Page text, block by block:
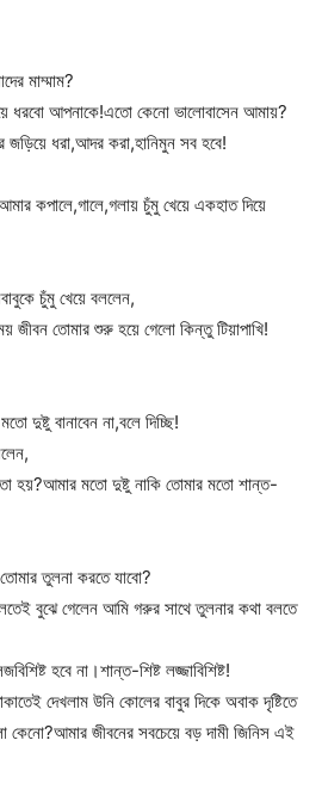
মাম্মাম?
ধরবো আপনাকে!এতো কেনো ভালোবাসেন আমায়?
ধরা,আদর করা,হানিমুন সব হবে!
কপালে,গালে,গলায় চুঁমু খেয়ে একহাত দিয়ে
চুঁমু খেয়ে বললেন,
জীবন তোমার শুরু হয়ে গেলো কিন্তু টিয়াপাখি!
দুষ্টু বানাবেন না,বলে দিচ্ছি!
হয়?আমার মতো দুষ্টু নাকি তোমার মতো শান্ত-
তুলনা করতে যাবো?
বুঝে গেলেন আমি গরুর সাথে তুলনার কথা বলতে
হবে না।শান্ত-শিষ্ট লজ্জাবিশিষ্ট!
দেখলাম উনি কোলের বাবুর দিকে অবাক দৃষ্টিতে
কেনো?আমার জীবনের সবচেয়ে বড় দামী জিনিস এই